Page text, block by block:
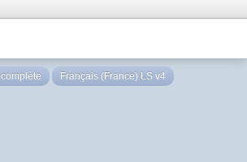
Français (France) LS v4